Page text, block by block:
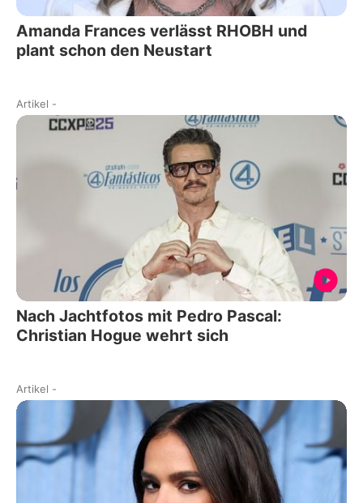
Amanda Frances verlässt RHOBH und
plant schon den Neustart
Artikel -
Nach Jachtfotos mit Pedro Pascal:
Christian Hogue wehrt sich
Artikel -